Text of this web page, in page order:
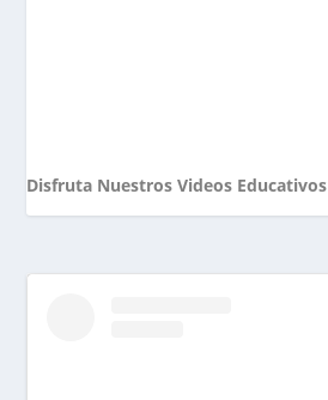
Disfruta Nuestros Videos Educativos